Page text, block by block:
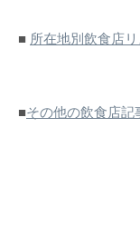
■ 所在地別飲食店
■その他の飲食店記